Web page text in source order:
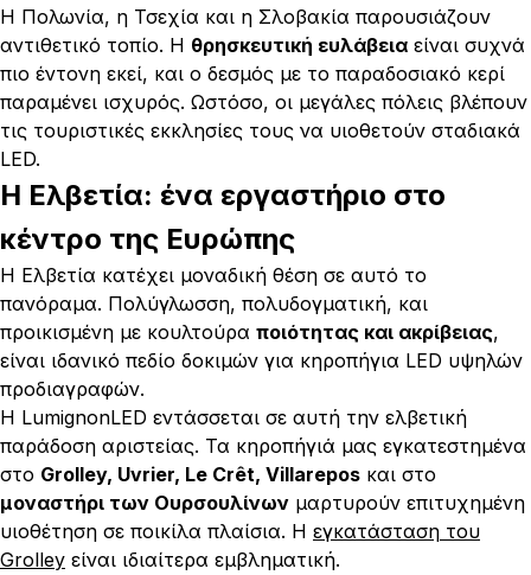
Η Πολωνία, η Τσεχία και η Σλοβακία παρουσιάζουν
αντιθετικό τοπίο. Η θρησκευτική ευλάβεια είναι συχνά
πιο έντονη εκεί, και ο δεσμός με το παραδοσιακό κερί
παραμένει ισχυρός. Ωστόσο, οι μεγάλες πόλεις βλέπουν
τις τουριστικές εκκλησίες τους να υιοθετούν σταδιακά
LED.
Η Ελβετία: ένα εργαστήριο στο
κέντρο της Ευρώπης
Η Ελβετία κατέχει μοναδική θέση σε αυτό το
πανόραμα. Πολύγλωσση, πολυδογματική, και
προικισμένη με κουλτούρα ποιότητας και ακρίβειας,
είναι ιδανικό πεδίο δοκιμών για κηροπήγια LED υψηλών
προδιαγραφών.
Η LumignonLED εντάσσεται σε αυτή την ελβετική
παράδοση αριστείας. Τα κηροπήγιά μας εγκατεστημένα
στο Grolley, Uvrier, Le Crêt, Villarepos και στο
μοναστήρι των Ουρσουλίνων μαρτυρούν επιτυχημένη
υιοθέτηση σε ποικίλα πλαίσια. Η εγκατάσταση του
Grolley είναι ιδιαίτερα εμβληματική.